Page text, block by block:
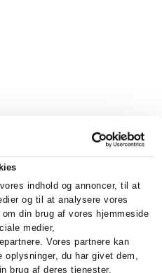
indhold og annoncer, til at
og til at analysere vores
din brug af vores hjemmeside
medier,
Vores partnere kan
oplysninger, du har givet dem,
brug af deres tjenester.